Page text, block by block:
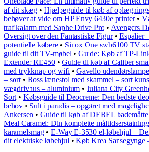
af dit skæg • Hjælpeguide til køb af
behøver at vide om HP Envy 6430e printer•
trafikalarm med Saphe Drive Pro • Avengers
Oversigt over den Fantastiske Figur• Espalier
potentielle købere • Sinox One swb6100 TV-
guide til dit TV-møbel • Guide: Køb af TP-
Extender RE450 • Guide til køb af Caliber
med trykknap og wifi • Gavello
– sort • Boss lænestol med skammel – sort
vægdrivhus – aluminium • Juliana City
Sort • Købsguide til Deocreme: Den bedste
behov • Sult i paradis – opgøret med
Ankersen • Guide til køb af DEBEL
Meal Caramel: Din komplette
karamelsmag • E-Way E-3530 el-løbehjul –
dit elektriske løbehjul • Køb Krea Sansegynge